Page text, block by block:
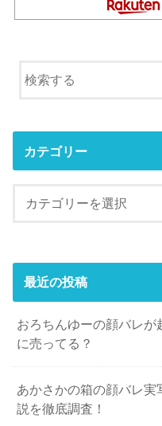
カテゴリー
最近の投稿
おろちんゆーの顔バレが
に売ってる？
あかさかの箱の顔バレ
説を徹底調査！